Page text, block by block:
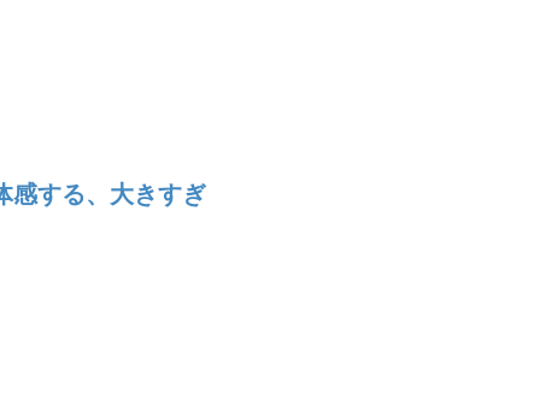
感する、大きすぎ